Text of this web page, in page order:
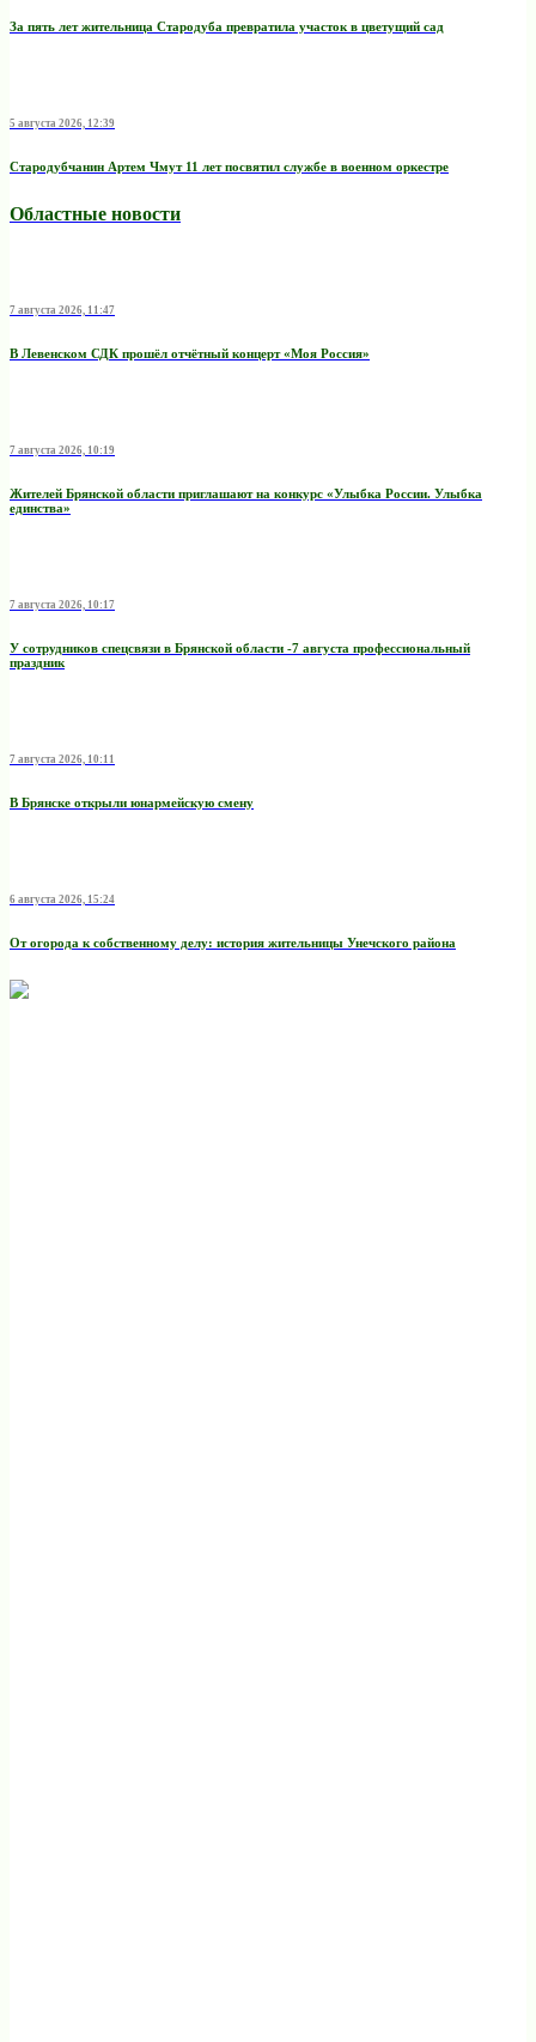
За пять лет жительница Стародуба превратила участок в цветущий сад
5 августа 2026, 12:39
Стародубчанин Артем Чмут 11 лет посвятил службе в военном оркестре
Областные новости
7 августа 2026, 11:47
В Левенском СДК прошёл отчётный концерт «Моя Россия»
7 августа 2026, 10:19
Жителей Брянской области приглашают на конкурс «Улыбка России. Улыбка
единства»
7 августа 2026, 10:17
У сотрудников спецсвязи в Брянской области -7 августа профессиональный
праздник
7 августа 2026, 10:11
В Брянске открыли юнармейскую смену
6 августа 2026, 15:24
От огорода к собственному делу: история жительницы Унечского района